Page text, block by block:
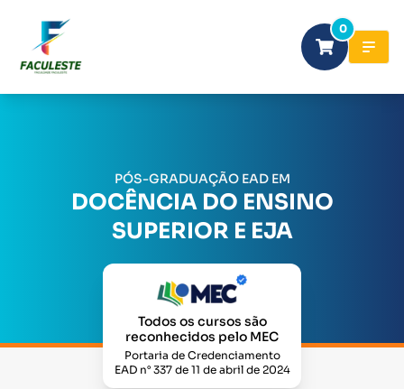
0
PÓS-GRADUAÇÃO EAD EM
DOCÊNCIA DO ENSINO
SUPERIOR E EJA
Todos os cursos são
reconhecidos pelo MEC
Portaria de Credenciamento
EAD n° 337 de 11 de abril de 2024